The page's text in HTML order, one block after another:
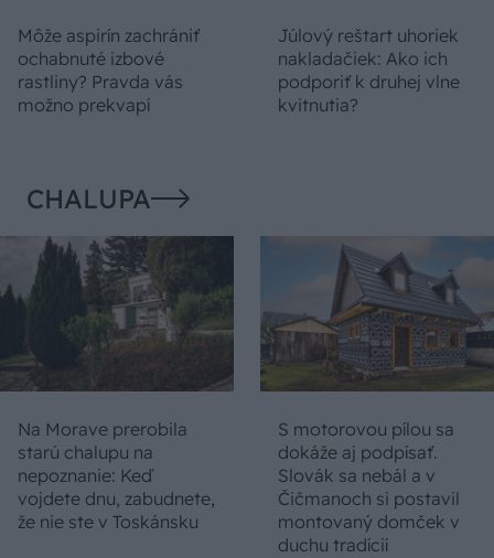
Môže aspirín zachrániť
ochabnuté izbové
rastliny? Pravda vás
možno prekvapí
Júlový reštart uhoriek
nakladačiek: Ako ich
podporiť k druhej vlne
kvitnutia?
CHALUPA
Na Morave prerobila
starú chalupu na
nepoznanie: Keď
vojdete dnu, zabudnete,
že nie ste v Toskánsku
S motorovou pílou sa
dokáže aj podpísať.
Slovák sa nebál a v
Čičmanoch si postavil
montovaný domček v
duchu tradícií